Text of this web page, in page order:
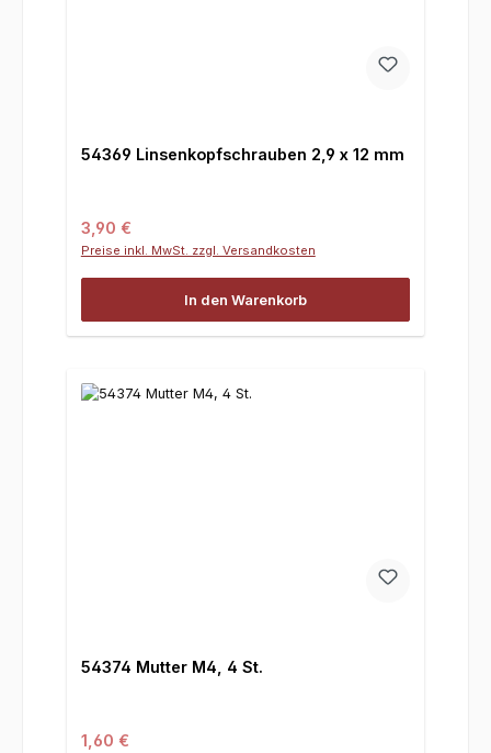
54369 Linsenkopfschrauben 2,9 x 12 mm
Regulärer Preis:
3,90 €
Preise inkl. MwSt. zzgl. Versandkosten
In den Warenkorb
54374 Mutter M4, 4 St.
Regulärer Preis:
1,60 €